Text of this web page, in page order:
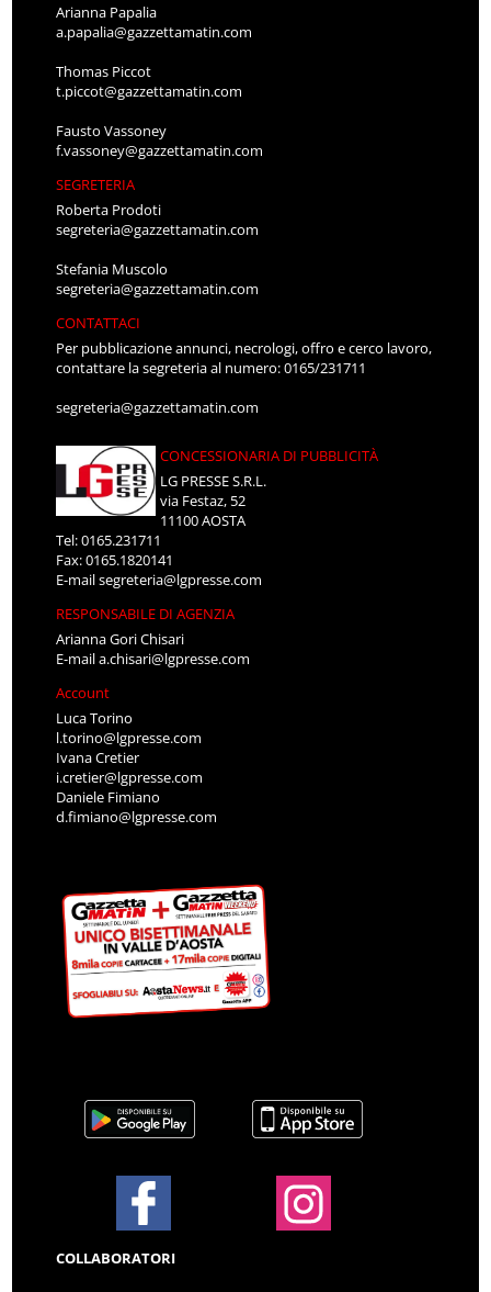
Arianna Papalia
a.papalia@gazzettamatin.com
Thomas Piccot
t.piccot@gazzettamatin.com
Fausto Vassoney
f.vassoney@gazzettamatin.com
SEGRETERIA
Roberta Prodoti
segreteria@gazzettamatin.com
Stefania Muscolo
segreteria@gazzettamatin.com
CONTATTACI
Per pubblicazione annunci, necrologi, offro e cerco lavoro,
contattare la segreteria al numero: 0165/231711
segreteria@gazzettamatin.com
CONCESSIONARIA DI PUBBLICITÀ
LG PRESSE S.R.L.
via Festaz, 52
11100 AOSTA
Tel: 0165.231711
Fax: 0165.1820141
E-mailsegreteria@lgpresse.com
RESPONSABILE DI AGENZIA
Arianna Gori Chisari
E-maila.chisari@lgpresse.com
Account
Luca Torino
l.torino@lgpresse.com
Ivana Cretier
i.cretier@lgpresse.com
Daniele Fimiano
d.fimiano@lgpresse.com
COLLABORATORI